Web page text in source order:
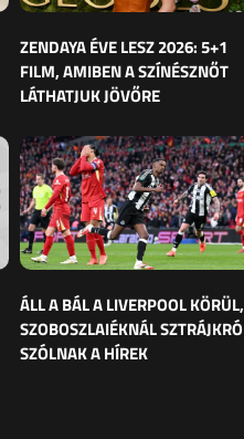
ZENDAYA ÉVE LESZ 2026: 5+1
FILM, AMIBEN A SZÍNÉSZNŐT
LÁTHATJUK JÖVŐRE
ÁLL A BÁL A LIVERPOOL KÖRÜL,
SZOBOSZLAIÉKNÁL
SZÓLNAK A HÍREK